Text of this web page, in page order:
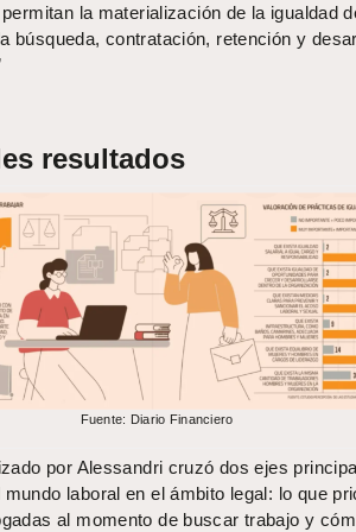
la materialización de la igualdad
búsqueda, contratación, retención y
resultados
Fuente: Diario Financiero
por Alessandri cruzó dos ejes
laboral en el ámbito legal: lo que
al momento de buscar trabajo y